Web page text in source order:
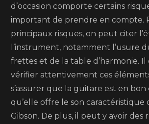
d’occasion comporte certains
important de prendre en compte.
principaux risques, on peut citer
l’instrument, notamment l’usure
frettes et de la table d’harmonie. Il
vérifier attentivement ces
s’assurer que la guitare est en
qu’elle offre le son caractéristique
Gibson. De plus, il peut y avoir des